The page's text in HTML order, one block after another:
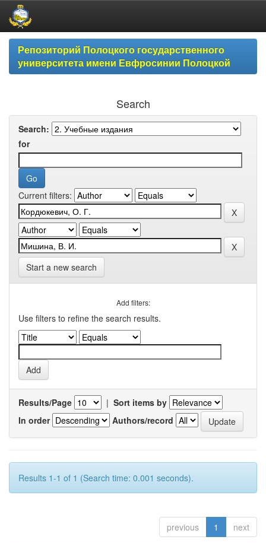
Skip
navigationРепозиторий Полоцкого государственного
университета имени Евфросинии Полоцкой
Search
Search:
for
Current filters:
Start a new search
Add filters:
Use filters to refine the search results.
Results/Page | Sort items by
In order
Authors/record
Results 1-1 of 1 (Search time: 0.001 seconds).
previous 1 next